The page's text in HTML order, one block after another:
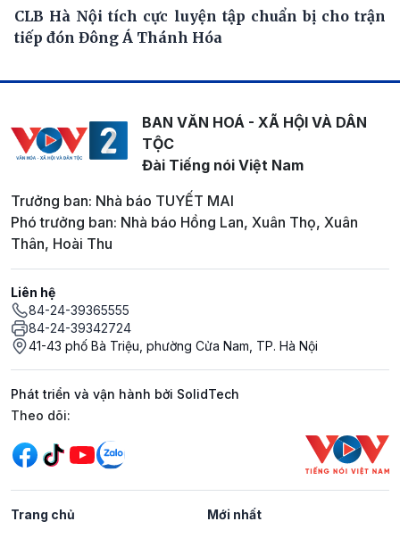
CLB Hà Nội tích cực luyện tập chuẩn bị cho trận
tiếp đón Đông Á Thánh Hóa
BAN VĂN HOÁ - XÃ HỘI VÀ DÂN
TỘC
Đài Tiếng nói Việt Nam
Trưởng ban: Nhà báo TUYẾT MAI
Phó trưởng ban: Nhà báo Hồng Lan, Xuân Thọ, Xuân
Thân, Hoài Thu
Liên hệ
84-24-39365555
84-24-39342724
41-43 phố Bà Triệu, phường Cửa Nam, TP. Hà Nội
Phát triển và vận hành bởi SolidTech
Mạng xã hội
Theo dõi:
Trang chủ Mới nhất